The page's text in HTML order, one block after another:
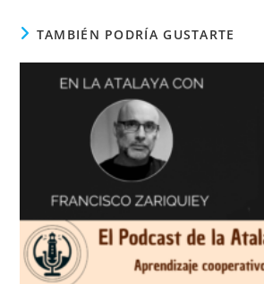
TAMBIÉN PODRÍA GUSTARTE